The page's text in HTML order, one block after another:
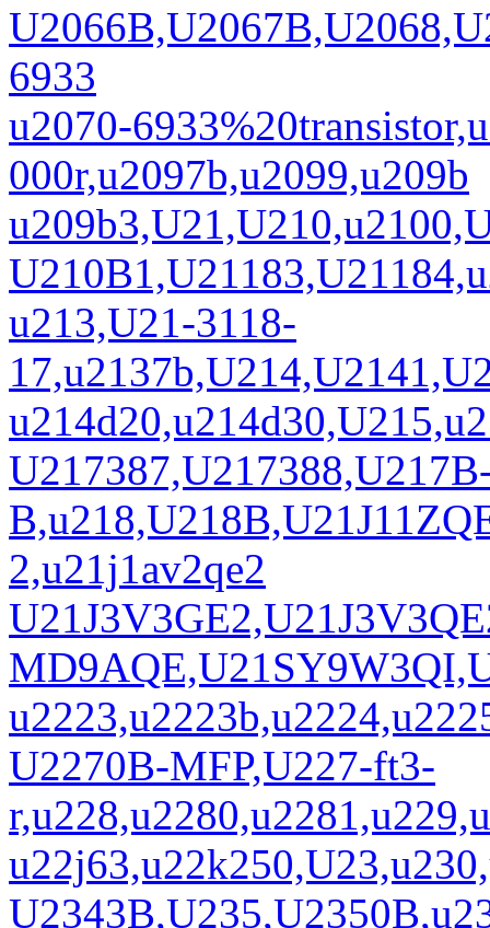
6933
u2070-
000r,u2097b,u2099,u209b
u213,U21-3118-
2,u21j1av2qe2
U2270B-MFP,U227-ft3-